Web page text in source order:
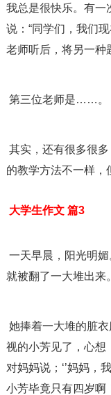
我总是很快乐。有一
说：“同学们，我们
老师听后，将另一种
第三位老师是……。
的教学方法不一样，
大学生作文 篇3
就被翻了一大堆出来。
视的小芳见了，心想
对妈妈说；‘’妈妈，
小芳毕竟只有四岁啊